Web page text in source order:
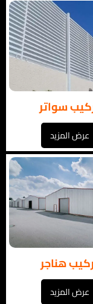
سواتر
عرض المزيد
هناجر
عرض المزيد